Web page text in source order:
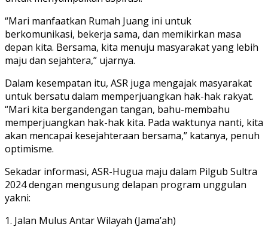
“Mari manfaatkan Rumah Juang ini untuk
berkomunikasi, bekerja sama, dan memikirkan masa
depan kita. Bersama, kita menuju masyarakat yang lebih
maju dan sejahtera,” ujarnya.
Dalam kesempatan itu, ASR juga mengajak masyarakat
untuk bersatu dalam memperjuangkan hak-hak rakyat.
“Mari kita bergandengan tangan, bahu-membahu
memperjuangkan hak-hak kita. Pada waktunya nanti, kita
akan mencapai kesejahteraan bersama,” katanya, penuh
optimisme.
Sekadar informasi, ASR-Hugua maju dalam Pilgub Sultra
2024 dengan mengusung delapan program unggulan
yakni:
1. Jalan Mulus Antar Wilayah (Jama’ah)